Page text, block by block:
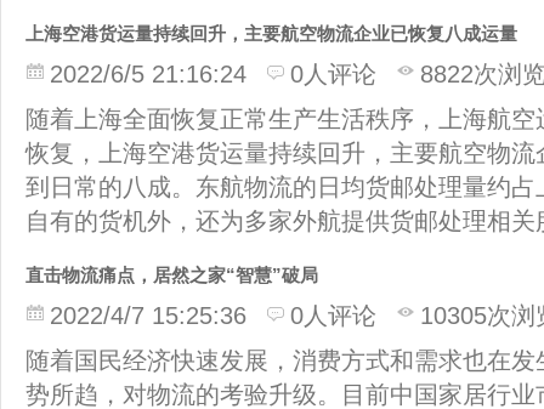
上海空港货运量持续回升，主要航空物流企业已恢复八成运量
2022/6/5 21:16:24 0人评论
8822次浏
随着上海全面恢复正常生产生活秩序，上海航
恢复，上海空港货运量持续回升，主要航空物
到日常的八成。东航物流的日均货邮处理量约
自有的货机外，还为多家外航提供货邮处理相
直击物流痛点，居然之家“智慧”破局
2022/4/7 15:25:36 0人评论
10305次浏
随着国民经济快速发展，消费方式和需求也在
势所趋，对物流的考验升级。目前中国家居行